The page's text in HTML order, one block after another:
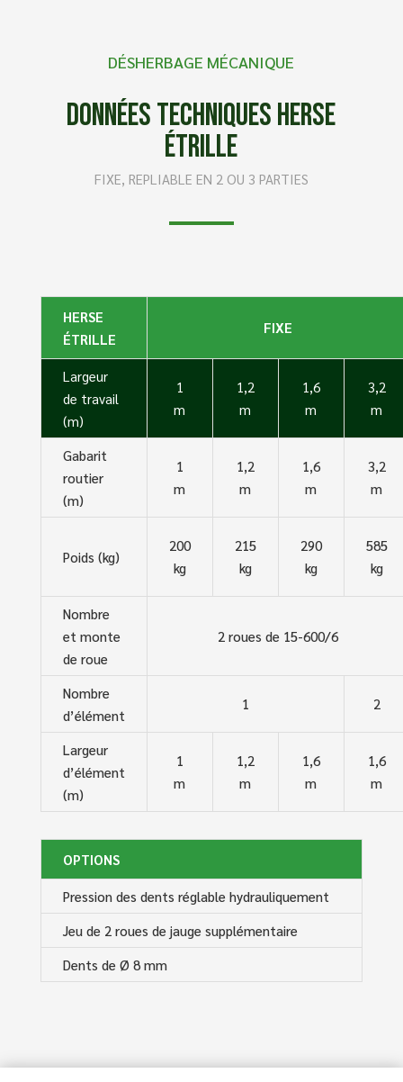
DÉSHERBAGE MÉCANIQUE
Données techniques Herse
Étrille
FIXE, REPLIABLE EN 2 OU 3 PARTIES
HERSE
ÉTRILLE
FIXE
Largeur
de travail
(m)
1
m
1,2
m
1,6
m
3,2
m
Gabarit
routier
(m)
1
m
1,2
m
1,6
m
3,2
m
Poids (kg)
200
kg
215
kg
290
kg
585
kg
Nombre
et monte
de roue
2 roues de 15-600/6
Nombre
d’élément
1 2
Largeur
d’élément
(m)
1
m
1,2
m
1,6
m
1,6
m
OPTIONS
Pression des dents réglable hydrauliquement
Jeu de 2 roues de jauge supplémentaire
Dents de Ø 8 mm